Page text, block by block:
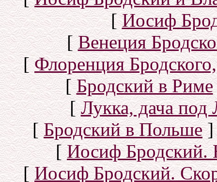
[Иосиф
[Венеция
[Флоренция
[Бродский в Риме
[Лукка, дача под
[Бродский в Польше]
[Иосиф Бродский.
[Иосиф Бродский.